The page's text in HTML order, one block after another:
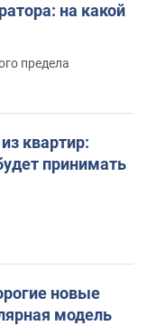
на какой
предела
квартир:
принимать
новые
модель